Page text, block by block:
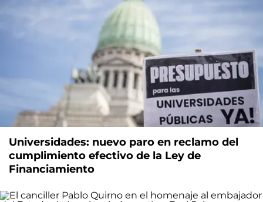
Universidades: nuevo paro en reclamo del
cumplimiento efectivo de la Ley de
Financiamiento